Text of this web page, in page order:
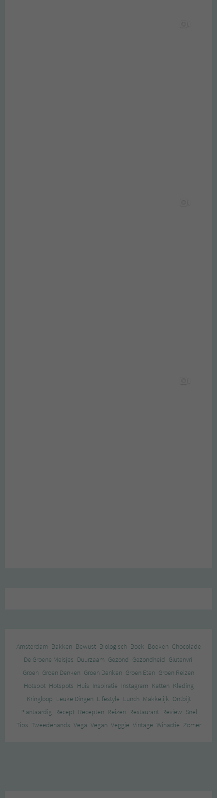
Amsterdam Bakken Bewust Biologisch Boek Boeken Chocolade
De Groene Meisjes Duurzaam Gezond Gezondheid Glutenvrij
Groen Groen Denken Groen Denken Groen Eten Groen Reizen
Hotspot Hotspots Huis Inspiratie Instagram Katten Kleding
Kringloop Leuke Dingen Lifestyle Lunch Makkelijk Ontbijt
Plantaardig Recept Recepten Reizen Restaurant Review Snel
Tips Tweedehands Vega Vegan Veggie Vintage Winactie Zomer